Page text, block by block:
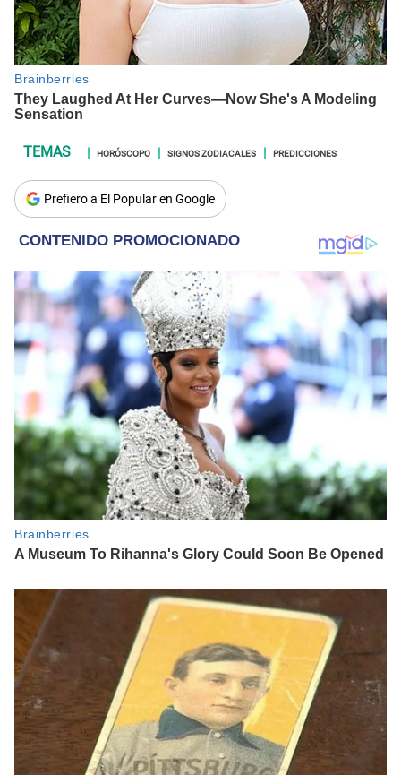
HORÓSCOPO SIGNOS ZODIACALES PREDICCIONES
Prefiero a El Popular en Google